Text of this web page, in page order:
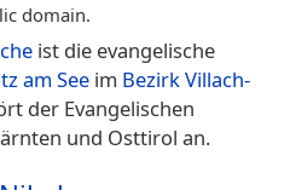
domain.
ist die evangelische
am See im Bezirk Villach-
der Evangelischen
und Osttirol an.